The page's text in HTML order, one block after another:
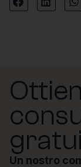
Un nostro